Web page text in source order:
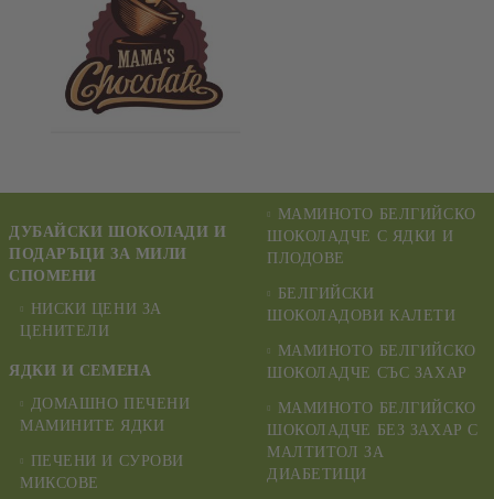
ДУБАЙСКИ ШОКОЛАДИ И
ПОДАРЪЦИ ЗА МИЛИ
СПОМЕНИ
НИСКИ ЦЕНИ ЗА
ЦЕНИТЕЛИ
ЯДКИ И СЕМЕНА
ДОМАШНО ПЕЧЕНИ
МАМИНИТЕ ЯДКИ
ПЕЧЕНИ И СУРОВИ
МИКСОВЕ
МАМИНОТО БЕЛГИЙСКО
ШОКОЛАДЧЕ С ЯДКИ И
ПЛОДОВЕ
БЕЛГИЙСКИ
ШОКОЛАДОВИ КАЛЕТИ
МАМИНОТО БЕЛГИЙСКО
ШОКОЛАДЧЕ СЪС ЗАХАР
МАМИНОТО БЕЛГИЙСКО
ШОКОЛАДЧЕ БЕЗ ЗАХАР С
МАЛТИТОЛ ЗА
ДИАБЕТИЦИ